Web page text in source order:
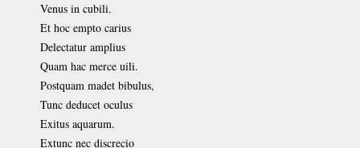
Venus in cubili.
Et hoc empto carius
Delectatur amplius
Quam hac merce uili.
Postquam madet bibulus,
Tunc deducet oculus
Exitus aquarum.
Extunc nec discrecio